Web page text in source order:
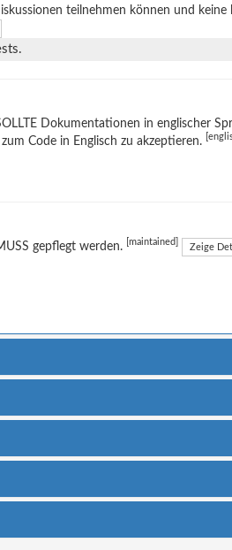
teilnehmen können und
Dokumentationen in englischer
Code in Englisch zu akzeptieren.
gepflegt werden. [maintained] Zeige